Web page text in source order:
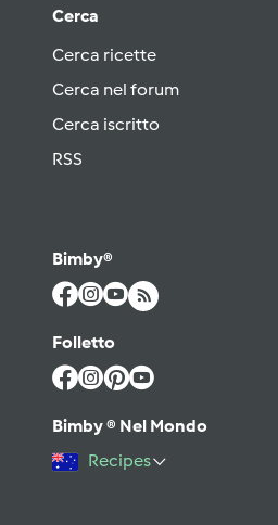
Cerca
Cerca ricette
Cerca nel forum
Cerca iscritto
RSS
Bimby®
Folletto
Bimby ® Nel Mondo
Recipes